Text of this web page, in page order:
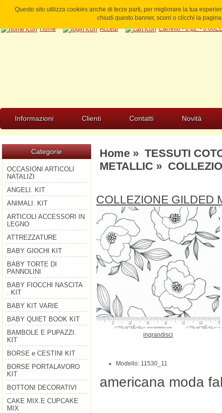
Questo sito utilizza cookies anche di terze parti, per migliorare la tua
chiudi questo banner, scorri o clicchi la
Home
Accedi Carrello - 0 pz. -
Informazioni Clienti Contatti Novità
Categorie
OCCASIONI ARTICOLI
NATALIZI
ANGELI. KIT
ANIMALI. KIT
ARTICOLI ACCESSORI IN
LEGNO
ATTREZZATURE
BABY GIOCHI KIT
BABY TORTE DI
PANNOLINI
BABY FIOCCHI NASCITA
. KIT
BABY KIT VARIE
BABY QUIET BOOK KIT
BAMBOLE E PUPAZZI.
KIT
BORSE e CESTINI KIT
BORSE PORTALAVORO
KIT
BOTTONI DECORATIVI
CAKE MIX.E CUPCAKE
MIX
Home» TESSUTI
METALLIC »
COLLEZIONE GILDED
ingrandisci
Modello: 11530_11
americana moda